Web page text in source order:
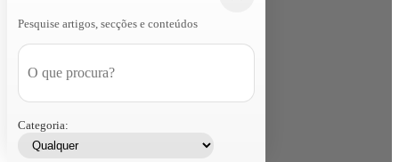
Pesquise artigos, secções e conteúdos
Categoria: